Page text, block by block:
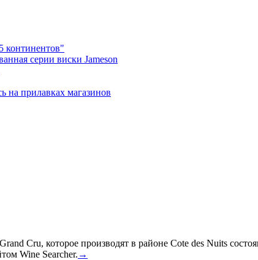
континентов"
серии виски Jameson
на прилавках магазинов
Cru, которое производят в районе Cote des Nuits
Wine Searcher. →